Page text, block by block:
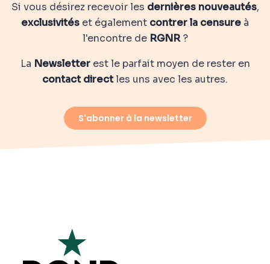
Si vous désirez recevoir les dernières nouveautés,
exclusivités et également contrer la censure à
l'encontre de RGNR?
La Newsletterest le parfait moyen de rester en
contact directles uns avec les autres.
S'abonner à la newsletter